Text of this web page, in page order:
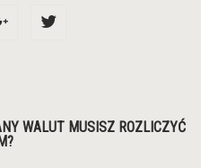
WALUT MUSISZ ROZLICZYĆ